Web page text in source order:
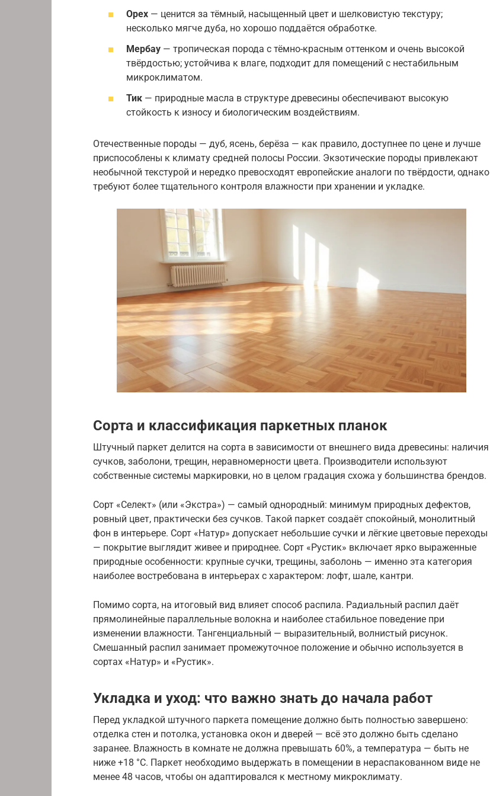
Орех — ценится за тёмный, насыщенный цвет и шелковистую текстуру;
несколько мягче дуба, но хорошо поддаётся обработке.
Мербау — тропическая порода с тёмно-красным оттенком и очень высокой
твёрдостью; устойчива к влаге, подходит для помещений с нестабильным
микроклиматом.
Тик — природные масла в структуре древесины обеспечивают высокую
стойкость к износу и биологическим воздействиям.
Отечественные породы — дуб, ясень, берёза — как правило, доступнее по цене и лучше
приспособлены к климату средней полосы России. Экзотические породы привлекают
необычной текстурой и нередко превосходят европейские аналоги по твёрдости, однако
требуют более тщательного контроля влажности при хранении и укладке.
Сорта и классификация паркетных планок
Штучный паркет делится на сорта в зависимости от внешнего вида древесины: наличия
сучков, заболони, трещин, неравномерности цвета. Производители используют
собственные системы маркировки, но в целом градация схожа у большинства брендов.
Сорт «Селект» (или «Экстра») — самый однородный: минимум природных дефектов,
ровный цвет, практически без сучков. Такой паркет создаёт спокойный, монолитный
фон в интерьере. Сорт «Натур» допускает небольшие сучки и лёгкие цветовые переходы
— покрытие выглядит живее и природнее. Сорт «Рустик» включает ярко выраженные
природные особенности: крупные сучки, трещины, заболонь — именно эта категория
наиболее востребована в интерьерах с характером: лофт, шале, кантри.
Помимо сорта, на итоговый вид влияет способ распила. Радиальный распил даёт
прямолинейные параллельные волокна и наиболее стабильное поведение при
изменении влажности. Тангенциальный — выразительный, волнистый рисунок.
Смешанный распил занимает промежуточное положение и обычно используется в
сортах «Натур» и «Рустик».
Укладка и уход: что важно знать до начала работ
Перед укладкой штучного паркета помещение должно быть полностью завершено:
отделка стен и потолка, установка окон и дверей — всё это должно быть сделано
заранее. Влажность в комнате не должна превышать 60%, а температура — быть не
ниже +18 °C. Паркет необходимо выдержать в помещении в нераспакованном виде не
менее 48 часов, чтобы он адаптировался к местному микроклимату.